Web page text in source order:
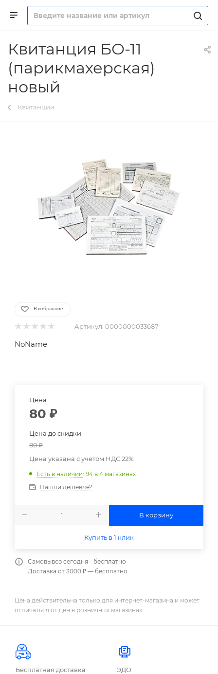
Квитанция БО-11
(парикмахерская)
новый
Квитанции
В избранное
Артикул: 0000000033687
NoName
Цена
80 ₽
Цена до скидки
80₽
Цена указана с учетом НДС 22%
Есть в наличии: 94 в 4 магазинах
Нашли дешевле?
В корзину
Купить в 1 клик
Самовывоз сегодня - бесплатно
Доставка от 3000 ₽ — бесплатно
Цена действительна только для интернет-магазина и может
отличаться от цен в розничных магазинах
Бесплатная доставка ЭДО